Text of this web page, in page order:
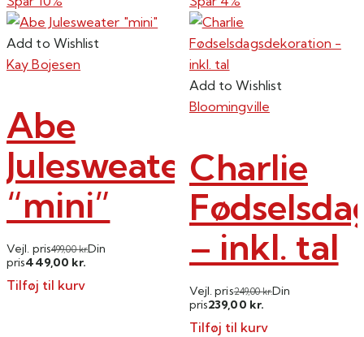
Add to Wishlist
Kay Bojesen
Abe
Julesweater
“mini”
Vejl. pris499,00kr.Din
pris449,00 kr.
Tilføj til kurv
Add to Wishlist
Bloomingville
Charlie
– inkl. tal
Vejl. pris249,00kr.Din
pris239,00 kr.
Tilføj til kurv